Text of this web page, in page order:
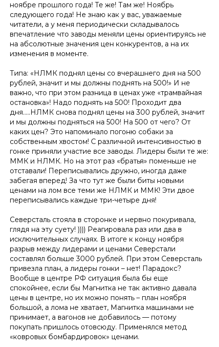
ноябре прошлого года! Те же! Там же! Ноябрь
следующего года! Не знаю как у вас, уважаемые
читатели, а у меня периодически складывалось
впечатление что заводы меняли цены ориентируясь не
на абсолютные значения цен конкурентов, а на их
изменения в моменте.
Типа: «НЛМК поднял цены со вчерашнего дня на 500
рублей, значит и мы должны поднять на 500!» И не
важно, что при этом разница в ценах уже «трамвайная
остановка»! Надо поднять на 500! Проходит два
дня…..НЛМК снова поднял цены на 300 рублей, значит
и мы должны подняться на 500! На 500 от чего? От
каких цен? Это напоминало погоню собаки за
собственным хвостом! С различной интенсивностью в
гонке приняли участие все заводы. Лидеры были те же:
ММК и НЛМК. Но на этот раз «братья» поменьше не
отставали! Переписывались дружно, иногда даже
забегая вперед! За что тут же были биты новыми
ценами на лом все теми же НЛМК и ММК! Эти двое
переписывались каждые три-четыре дня!
Северсталь стояла в сторонке и нервно покуривала,
глядя на эту суету! )))) Реагировала раз или два в
исключительных случаях. В итоге к концу ноября
разрыв между лидерами и ценами Северстали
составлял больше 3000 рублей. При этом Северсталь
привезла план, а лидеры гонки – нет! Парадокс?
Вообще в центре РФ ситуация была бы еще
спокойнее, если бы Магнитка не так активно давала
цены в центре, но их можно понять – план ноября
большой, а лома не хватает, Магнитка машинами не
принимает, а вагонов не добавилось — потому
покупать пришлось отовсюду. Применялся метод
«ковровых бомбардировок» ценами.